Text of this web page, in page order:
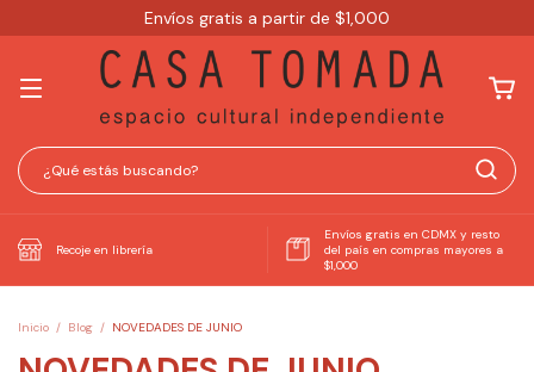
Envíos gratis a partir de $1,000
Recoje en librería
Envíos gratis en CDMX y resto
del país en compras mayores a
$1,000
Inicio / Blog / NOVEDADES DE JUNIO